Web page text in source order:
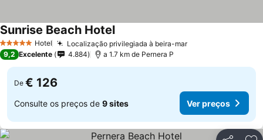
5 Estrelas Hotel Localização privilegiada à beira-mar
Sunrise Beach Hotel
9,2 Excelente 4.884 a 1.7 km de Pernera P
De € 126
Consulte os preços de 9 sites Ver preços